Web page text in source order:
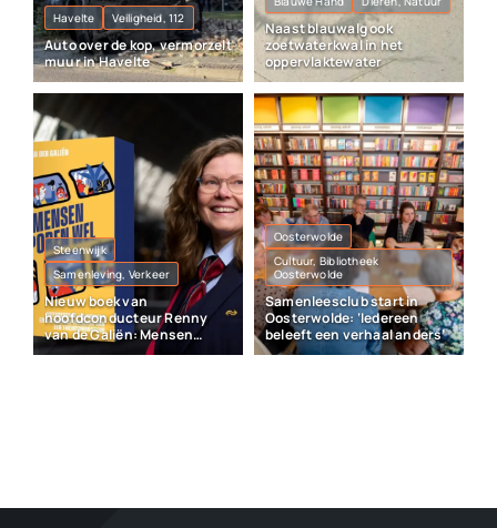
Havelte Veiligheid, 112
Auto over de kop, vermorzelt
muur in Havelte
Naast blauwalg ook
zoetwaterkwal in het
oppervlaktewater
Steenwijk
Samenleving, Verkeer
Nieuw boek van
hoofdconducteur Renny
van de Galiën: Mensen
sporen wel
Oosterwolde
Cultuur, Bibliotheek
Oosterwolde
Samenleesclub start in
Oosterwolde: ‘Iedereen
beleeft een verhaal anders’